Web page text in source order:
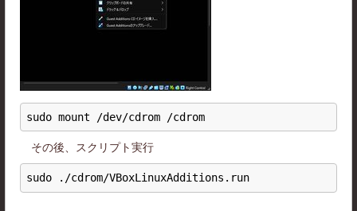
その後、スクリプト実行